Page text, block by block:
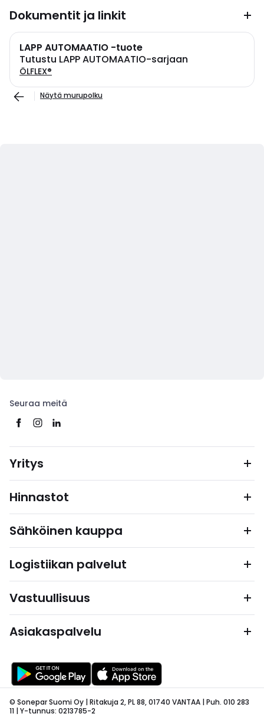
Dokumentit ja linkit
LAPP AUTOMAATIO -tuote
Tutustu LAPP AUTOMAATIO-sarjaan
ÖLFLEX®
Näytä murupolku
Seuraa meitä
Yritys
Hinnastot
Sähköinen kauppa
Logistiikan palvelut
Vastuullisuus
Asiakaspalvelu
© Sonepar Suomi Oy | Ritakuja 2, PL 88, 01740 VANTAA | Puh. 010 283
11 | Y-tunnus: 0213785-2